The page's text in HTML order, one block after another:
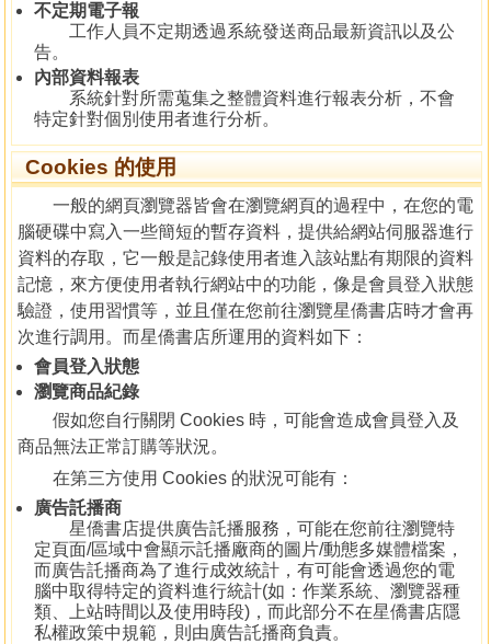
不定期電子報
工作人員不定期透過系統發送商品最新資訊以及公
告。
內部資料報表
系統針對所需蒐集之整體資料進行報表分析，不會
特定針對個別使用者進行分析。
Cookies 的使用
一般的網頁瀏覽器皆會在瀏覽網頁的過程中，在您的電
腦硬碟中寫入一些簡短的暫存資料，提供給網站伺服器進行
資料的存取，它一般是記錄使用者進入該站點有期限的資料
記憶，來方便使用者執行網站中的功能，像是會員登入狀態
驗證，使用習慣等，並且僅在您前往瀏覽星僑書店時才會再
次進行調用。而星僑書店所運用的資料如下：
會員登入狀態
瀏覽商品紀錄
假如您自行關閉 Cookies 時，可能會造成會員登入及
商品無法正常訂購等狀況。
在第三方使用 Cookies 的狀況可能有：
廣告託播商
星僑書店提供廣告託播服務，可能在您前往瀏覽特
定頁面/區域中會顯示託播廠商的圖片/動態多媒體檔案，
而廣告託播商為了進行成效統計，有可能會透過您的電
腦中取得特定的資料進行統計(如：作業系統、瀏覽器種
類、上站時間以及使用時段)，而此部分不在星僑書店隱
私權政策中規範，則由廣告託播商負責。